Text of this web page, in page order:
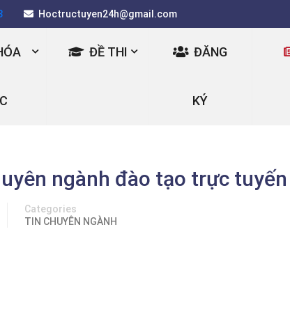
Hoctructuyen24h@gmail.com
ĐỀ THI ĐĂNG
KÝ
ngành đào tạo trực tuyến
Categories
TIN CHUYÊN NGÀNH